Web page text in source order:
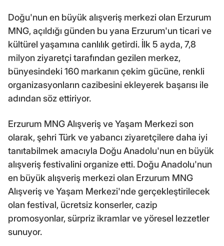
Doğu'nun en büyük alışveriş merkezi olan Erzurum
MNG, açıldığı günden bu yana Erzurum'un ticari ve
kültürel yaşamına canlılık getirdi. İlk 5 ayda, 7,8
milyon ziyaretçi tarafından gezilen merkez,
bünyesindeki 160 markanın çekim gücüne, renkli
organizasyonların cazibesini ekleyerek başarısı ile
adından söz ettiriyor.
Erzurum MNG Alışveriş ve Yaşam Merkezi son
olarak, şehri Türk ve yabancı ziyaretçilere daha iyi
tanıtabilmek amacıyla Doğu Anadolu'nun en büyük
alışveriş festivalini organize etti. Doğu Anadolu'nun
en büyük alışveriş merkezi olan Erzurum MNG
Alışveriş ve Yaşam Merkezi'nde gerçekleştirilecek
olan festival, ücretsiz konserler, cazip
promosyonlar, sürpriz ikramlar ve yöresel lezzetler
sunuyor.